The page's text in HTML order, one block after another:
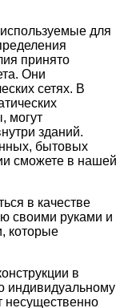
для
принято
Они
сетях. В
могут
зданий.
бытовых
сможете в нашей
в качестве
своими руками и
которые
в
индивидуальному
несущественно